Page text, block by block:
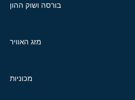
בורסה ושוק ההון
מזג האוויר
מכוניות